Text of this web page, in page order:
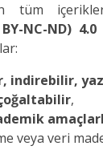
tüm
NC-ND)
indirebilir,
,
veya veri